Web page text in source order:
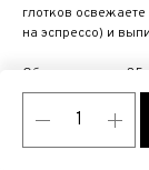
глотков
на эспрессо) и
Обьем напитка: 25-